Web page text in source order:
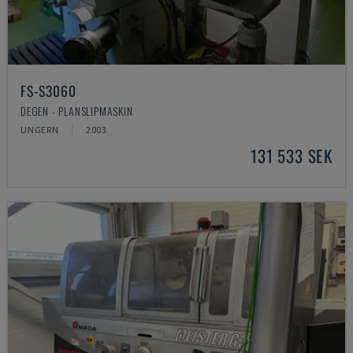
FS-S3060
DEGEN - PLANSLIPMASKIN
UNGERN 2003
131 533 SEK